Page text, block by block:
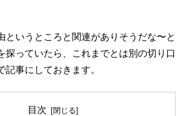
というところと関連がありそうだな〜と
探っていたら、これまでとは別の切り口
記事にしておきます。
目次